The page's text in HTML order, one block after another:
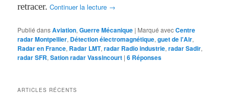
retracer. Continuer la lecture →
Publié dansAviation,Guerre Mécanique | Marqué avecCentre
radar Montpellier, Détection électromagnétique,guet de l'Air,
Radar en France, Radar LMT,radar Radio industrie,radar Sadir,
radar SFR,Sation radar Vassincourt |6 Réponses
ARTICLES RÉCENTS